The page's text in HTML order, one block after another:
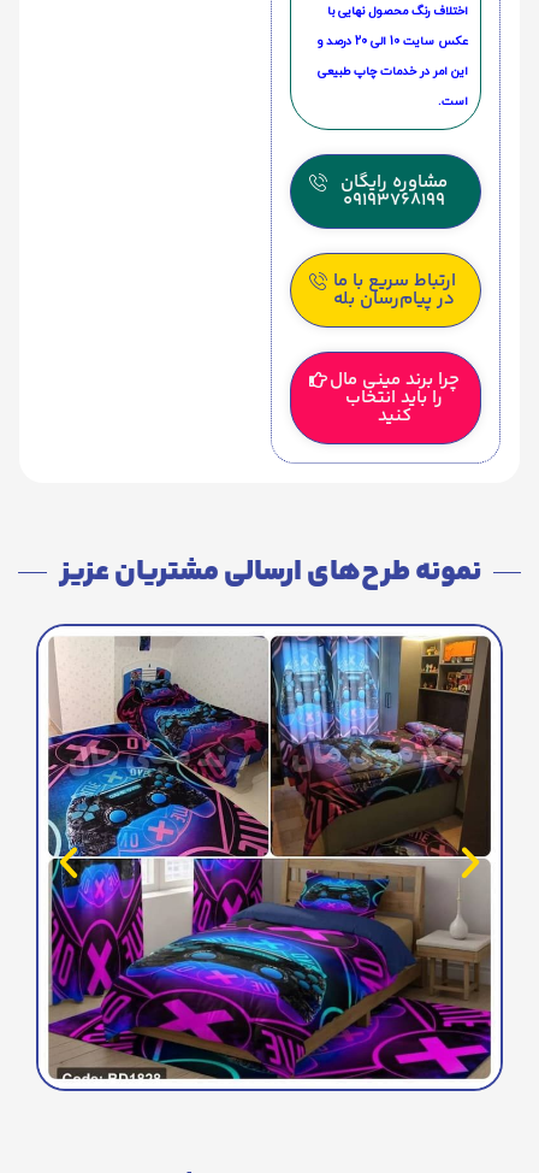
اختلاف رنگ محصول نهایی با
عکس سایت 10 الی 20 درصد و
این امر در خدمات چاپ طبیعی
است.
مشاوره رایگان
09193768199
ارتباط سریع با ما
در پیام‌رسان بله
چرا برند مینی مال
را باید انتخاب
کنید
نمونه طرح‌های ارسالی مشتریان عزیز